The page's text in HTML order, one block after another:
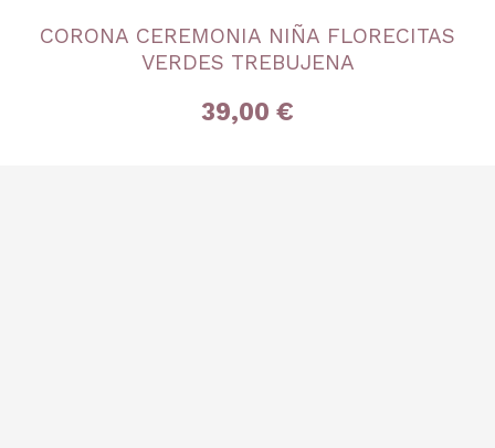
Única
CORONA CEREMONIA NIÑA FLORECITAS
VERDES TREBUJENA
39,00 €